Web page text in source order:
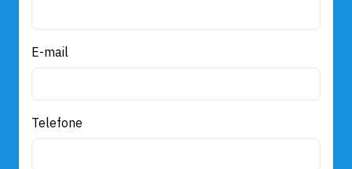
E-mail
Telefone